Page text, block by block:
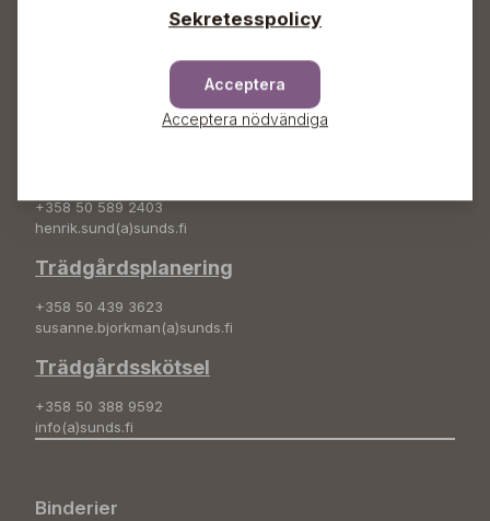
Lösviktsprodukter lastningstider
vardagar kl.09-17, lö kl. 09-15
Sunds tjänster
+358 50 589 2403
henrik.sund(a)sunds.fi
Trädgårdsplanering
+358 50 439 3623
susanne.bjorkman(a)sunds.fi
Trädgårdsskötsel
+358 50 388 9592
info(a)sunds.fi
Binderier
Sekretesspolicy
Acceptera
Acceptera nödvändiga